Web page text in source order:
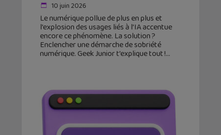
10 juin 2026
Le numérique pollue de plus en plus et
l’explosion des usages liés à l’IA accentue
encore ce phénomène. La solution ?
Enclencher une démarche de sobriété
numérique. Geek Junior t’explique tout !